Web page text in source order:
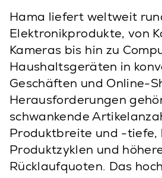
Hama liefert weltweit
Elektronikprodukte, von
Kameras bis hin zu
Haushaltsgeräten in
Geschäften und Online-
Herausforderungen
schwankende
Produktbreite und -tiefe,
Produktzyklen und
Rücklaufquoten. Das